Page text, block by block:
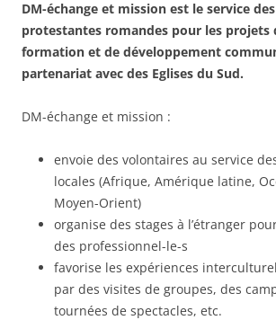
DM-échange et mission est le service
protestantes romandes pour les projets
formation et de développement
partenariat avec des Eglises du Sud.
DM-échange et mission :
envoie des volontaires au service
locales (Afrique, Amérique latine,
Moyen-Orient)
organise des stages à l’étranger
des professionnel-le-s
favorise les expériences
par des visites de groupes, des
tournées de spectacles, etc.